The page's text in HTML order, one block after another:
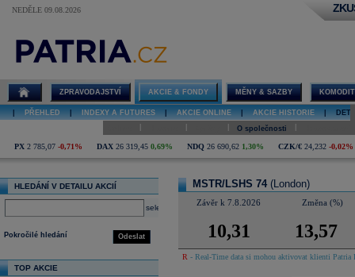
NEDĚLE 09.08.2026
MSTR/LSHS
ZPRAVODAJSTVÍ AKCIE & FONDY MĚNY & SAZBY
PŘEHLED INDEXY A FUTURES AKCIE ONLINE AKCIE HISTORIE
O společnosti
PX 2 785,07 -0,71% DAX 26 319,45 0,69% NDQ 26 690,62 1,30% CZK/€ 24,232 -0,02%
HLEDÁNÍ V DETAILU AKCIÍ
select
Odeslat
Pokročilé hledání
TOP AKCIE
MSTR/LSHS 74 (London)
Závěr k 7.8.2026 Změna (%)
10,31 13,57
R - Real-Time data si mohou aktivovat klienti